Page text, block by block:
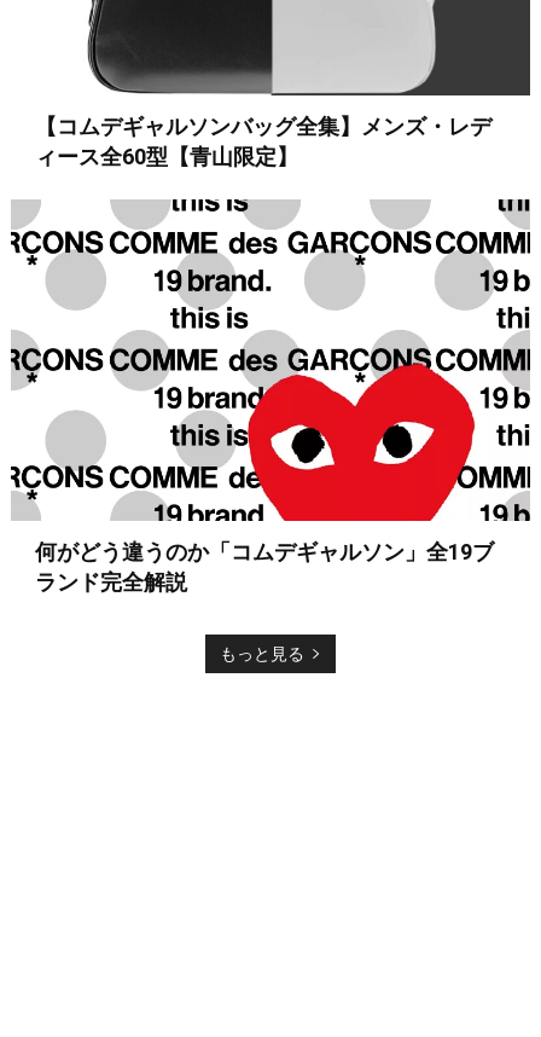
【コムデギャルソンバッグ全集】メンズ・レデ
ィース全60型【青山限定】
何がどう違うのか「コムデギャルソン」全19ブ
ランド完全解説
もっと見る